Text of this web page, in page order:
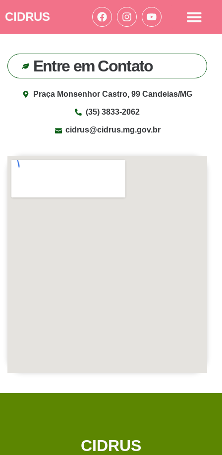
CIDRUS
Entre em Contato
Praça Monsenhor Castro, 99 Candeias/MG
(35) 3833-2062
cidrus@cidrus.mg.gov.br
CIDRUS